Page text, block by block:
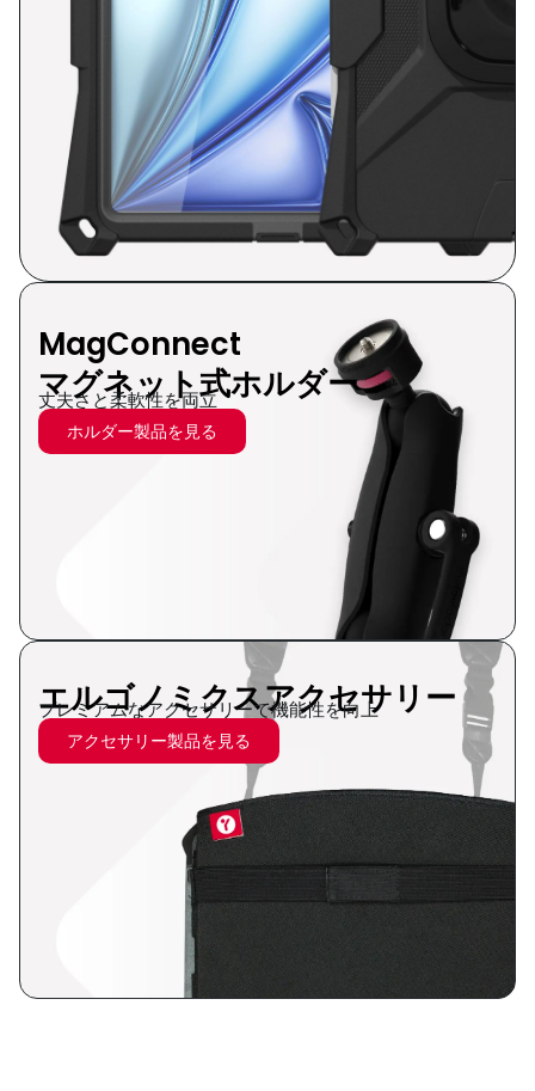
MagConnect
マグネット式ホルダー
丈夫さと柔軟性を両立
ホルダー製品を見る
エルゴノミクスアクセサリー
プレミアムなアクセサリーで機能性を向上
アクセサリー製品を見る